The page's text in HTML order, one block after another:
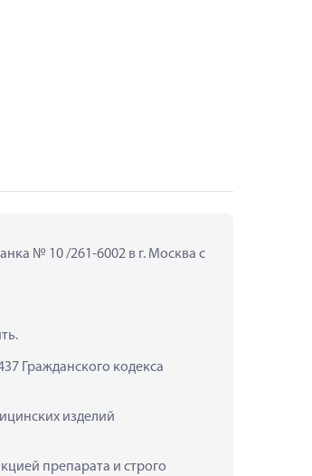
№ 10 /261-6002 в г. Москва с
Гражданского кодекса
изделий
препарата и строго